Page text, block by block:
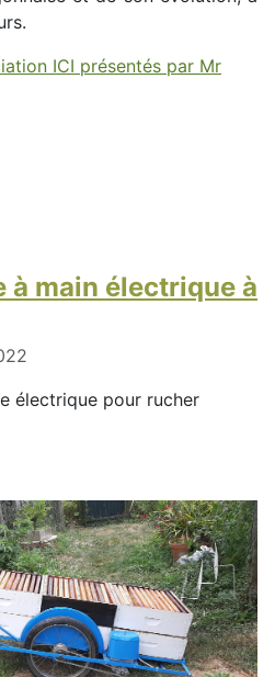
ICI présentés par Mr
à main électrique à
électrique pour rucher